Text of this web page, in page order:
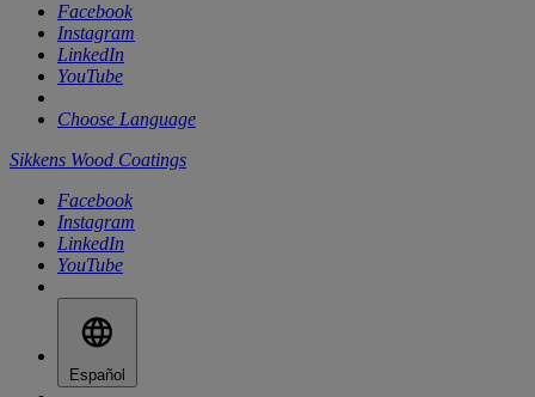
Facebook
Instagram
LinkedIn
YouTube
Choose Language
Sikkens Wood Coatings
Facebook
Instagram
LinkedIn
YouTube
Español